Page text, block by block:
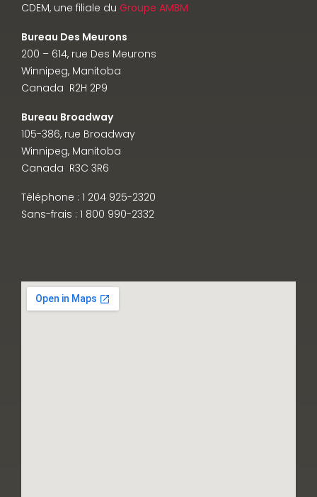
CDEM, une filiale du Groupe AMBM
Bureau Des Meurons
200 – 614, rue Des Meurons
Winnipeg, Manitoba
Canada R2H 2P9
Bureau Broadway
105-386, rue Broadway
Winnipeg, Manitoba
Canada R3C 3R6
Téléphone : 1 204 925-2320
Sans-frais : 1 800 990-2332